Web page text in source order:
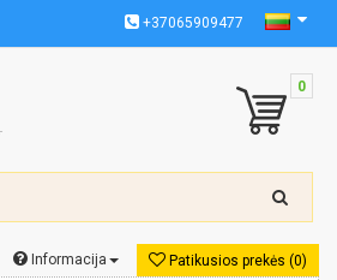
+37065909477
0
Patikusios prekės (0)
Informacija